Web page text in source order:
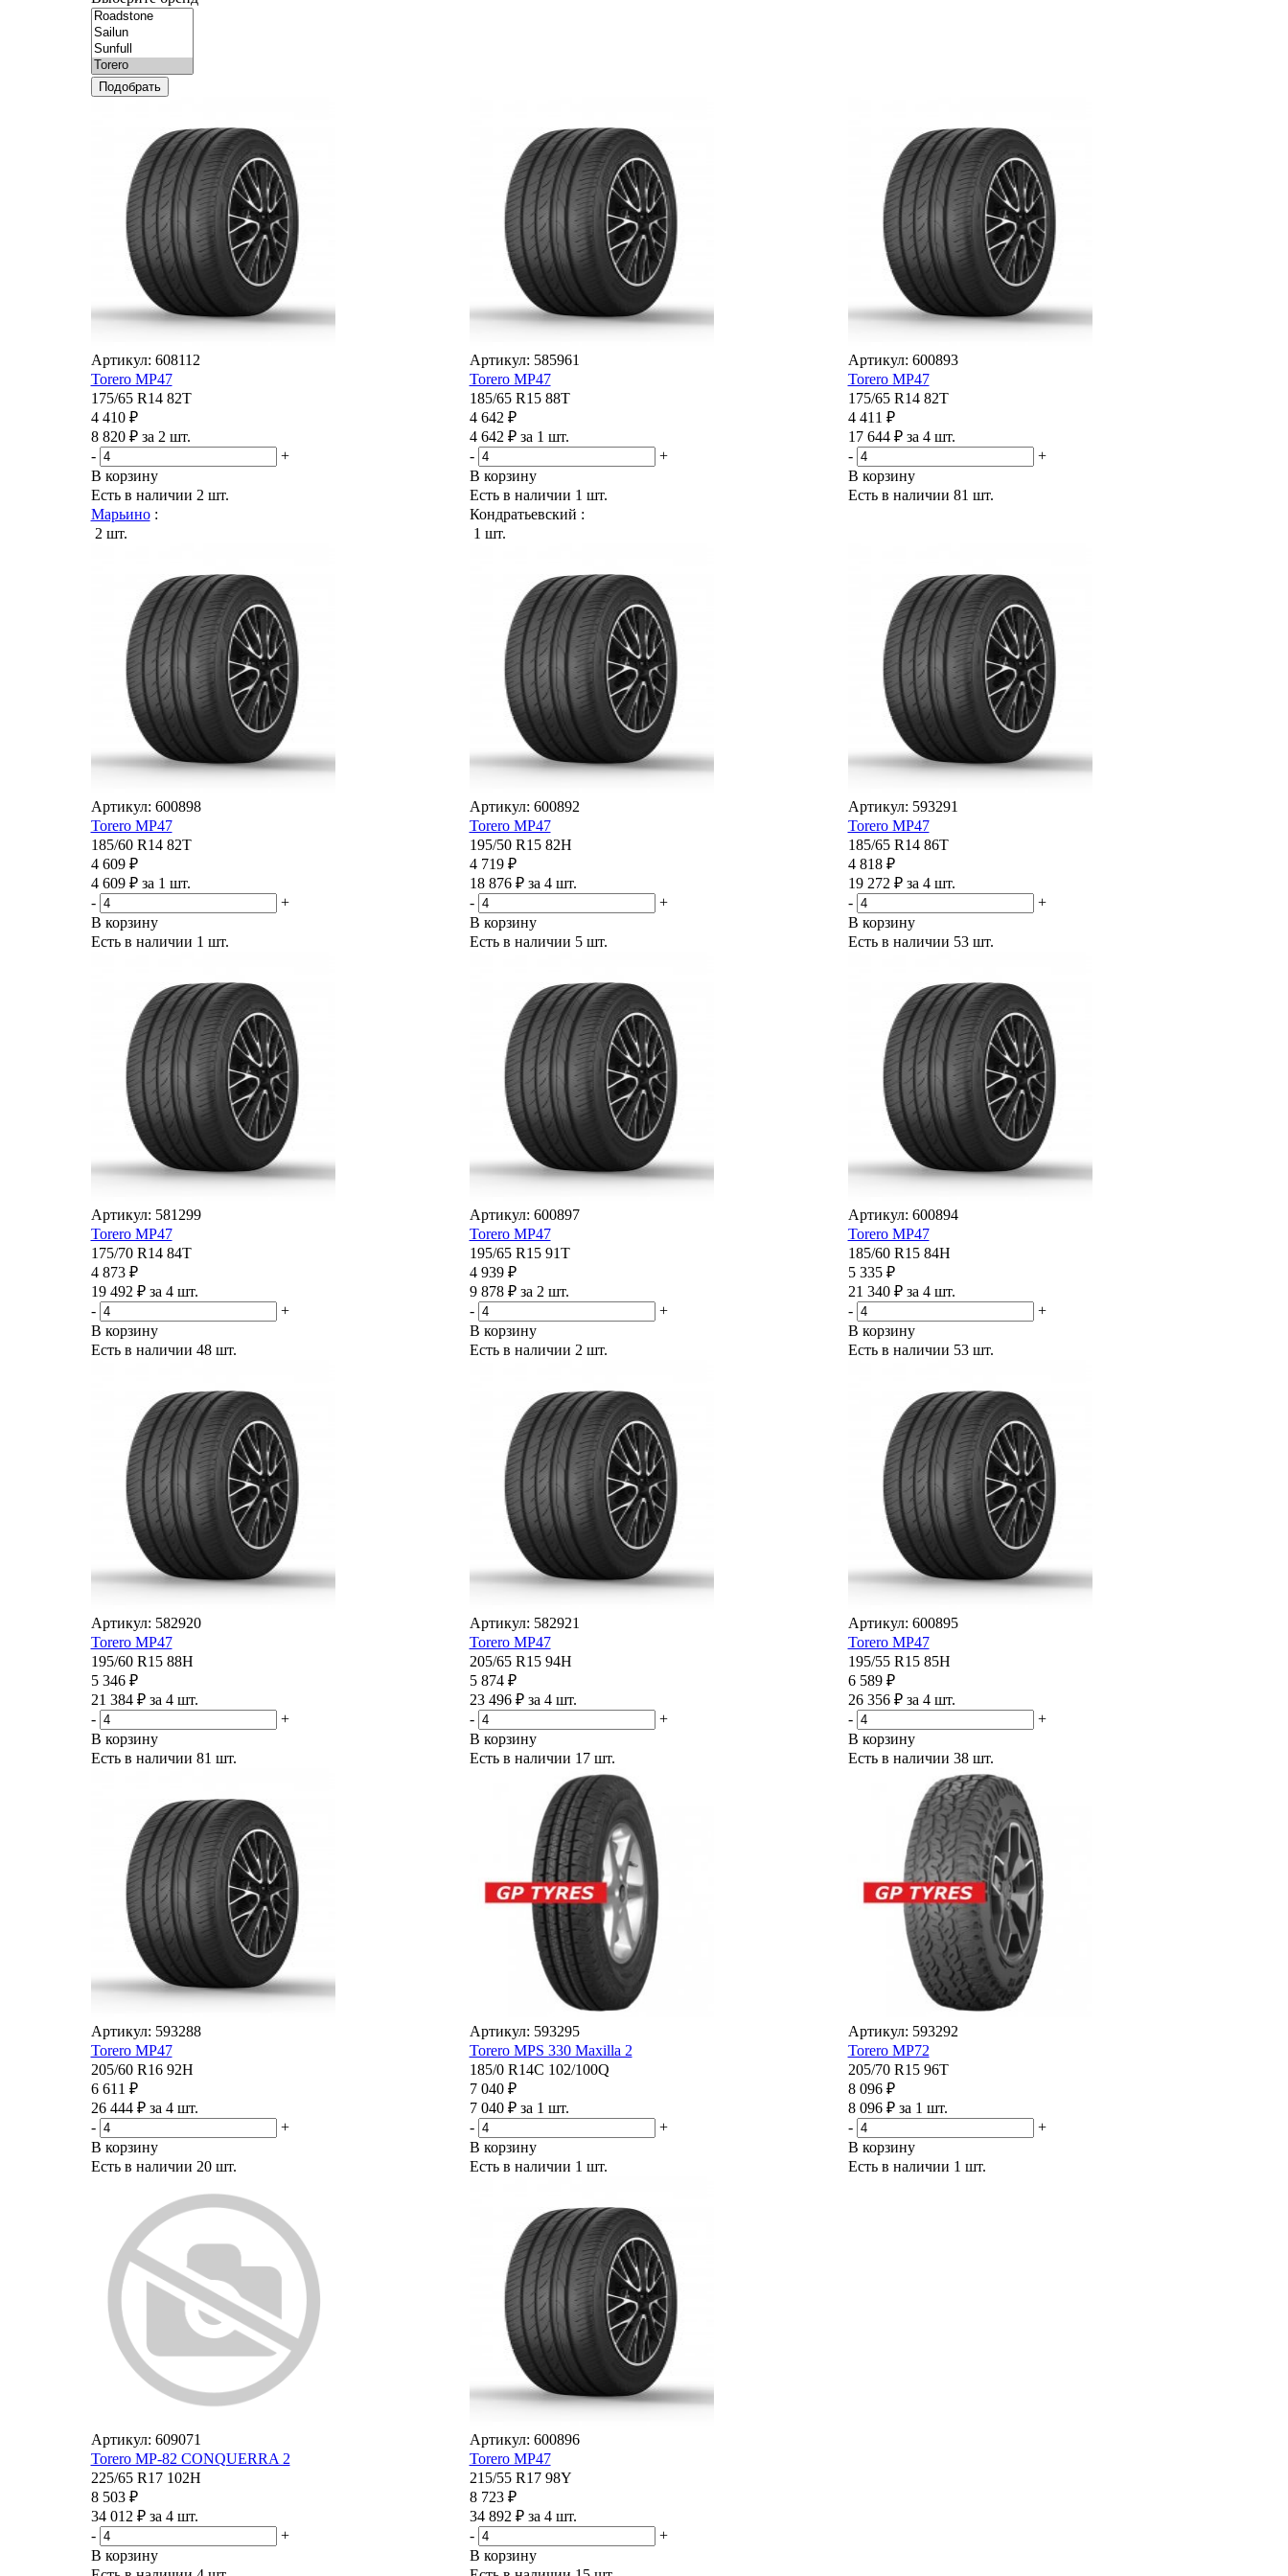
Подобрать
Артикул: 608112
Torero MP47
175/65 R14 82T
4 410 ₽
8 820 ₽ за 2 шт.
-
+
В корзину
Есть в наличии 2 шт.
Марьино:
2 шт.
Артикул: 585961
Torero MP47
185/65 R15 88T
4 642 ₽
4 642 ₽ за 1 шт.
-
+
В корзину
Есть в наличии 1 шт.
Кондратьевский :
1 шт.
Артикул: 600893
Torero MP47
175/65 R14 82T
4 411 ₽
17 644 ₽ за 4 шт.
-
+
В корзину
Есть в наличии 81 шт.
Артикул: 600898
Torero MP47
185/60 R14 82T
4 609 ₽
4 609 ₽ за 1 шт.
-
+
В корзину
Есть в наличии 1 шт.
Артикул: 600892
Torero MP47
195/50 R15 82H
4 719 ₽
18 876 ₽ за 4 шт.
-
+
В корзину
Есть в наличии 5 шт.
Артикул: 593291
Torero MP47
185/65 R14 86T
4 818 ₽
19 272 ₽ за 4 шт.
-
+
В корзину
Есть в наличии 53 шт.
Артикул: 581299
Torero MP47
175/70 R14 84T
4 873 ₽
19 492 ₽ за 4 шт.
-
+
В корзину
Есть в наличии 48 шт.
Артикул: 600897
Torero MP47
195/65 R15 91T
4 939 ₽
9 878 ₽ за 2 шт.
-
+
В корзину
Есть в наличии 2 шт.
Артикул: 600894
Torero MP47
185/60 R15 84H
5 335 ₽
21 340 ₽ за 4 шт.
-
+
В корзину
Есть в наличии 53 шт.
Артикул: 582920
Torero MP47
195/60 R15 88H
5 346 ₽
21 384 ₽ за 4 шт.
-
+
В корзину
Есть в наличии 81 шт.
Артикул: 582921
Torero MP47
205/65 R15 94H
5 874 ₽
23 496 ₽ за 4 шт.
-
+
В корзину
Есть в наличии 17 шт.
Артикул: 600895
Torero MP47
195/55 R15 85H
6 589 ₽
26 356 ₽ за 4 шт.
-
+
В корзину
Есть в наличии 38 шт.
Артикул: 593288
Torero MP47
205/60 R16 92H
6 611 ₽
26 444 ₽ за 4 шт.
-
+
В корзину
Есть в наличии 20 шт.
Артикул: 593295
Torero MPS 330 Maxilla 2
185/0 R14C 102/100Q
7 040 ₽
7 040 ₽ за 1 шт.
-
+
В корзину
Есть в наличии 1 шт.
Артикул: 593292
Torero MP72
205/70 R15 96T
8 096 ₽
8 096 ₽ за 1 шт.
-
+
В корзину
Есть в наличии 1 шт.
Артикул: 609071
Torero MP-82 CONQUERRA 2
225/65 R17 102H
8 503 ₽
34 012 ₽ за 4 шт.
-
+
В корзину
Артикул: 600896
Torero MP47
215/55 R17 98Y
8 723 ₽
34 892 ₽ за 4 шт.
-
+
В корзину